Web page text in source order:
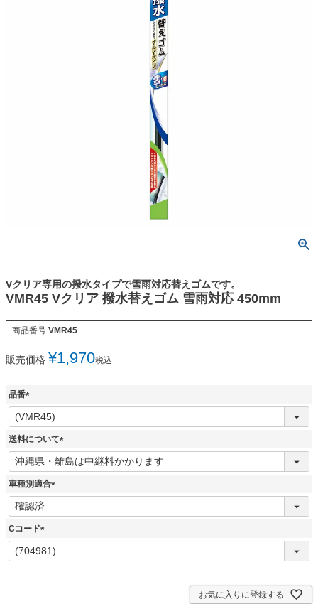
Vクリア専用の撥水タイプで雪雨対応替えゴムです。
VMR45 Vクリア 撥水替えゴム 雪雨対応 450mm
商品番号 VMR45
販売価格 ¥1,970税込
品番
(
必
須
送料について
(
必
車種別適合
(
Cコード
(
必
お気に入りに登録する